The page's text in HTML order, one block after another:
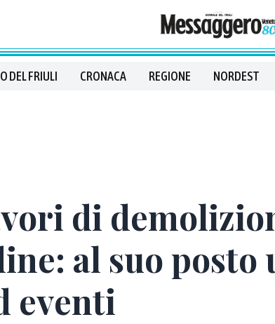
DEL FRIULI CRONACA REGIONE NORDEST
di
al suo posto
eventi